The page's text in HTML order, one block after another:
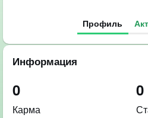
Профиль
Информация
0
Карма
0